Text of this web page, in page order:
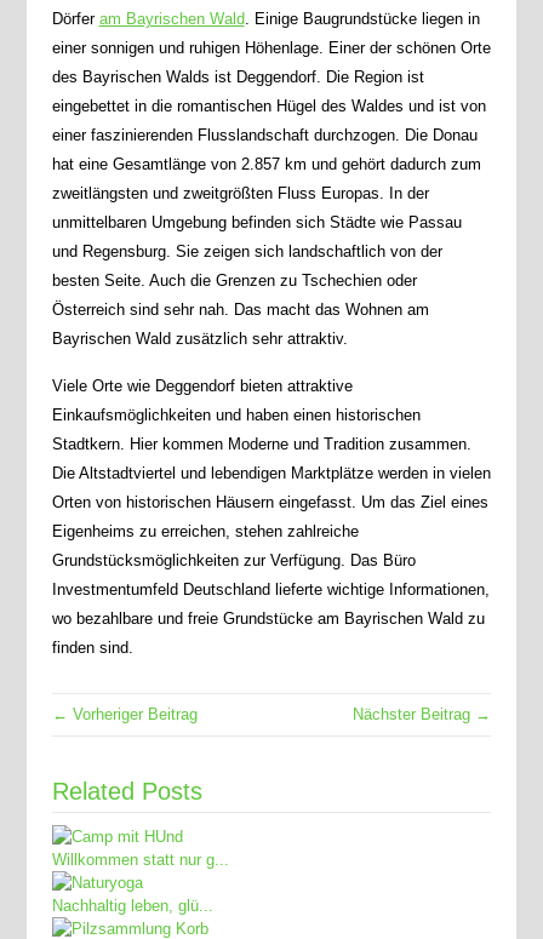
Dörfer am Bayrischen Wald. Einige Baugrundstücke liegen in
einer sonnigen und ruhigen Höhenlage. Einer der schönen Orte
des Bayrischen Walds ist Deggendorf. Die Region ist
eingebettet in die romantischen Hügel des Waldes und ist von
einer faszinierenden Flusslandschaft durchzogen. Die Donau
hat eine Gesamtlänge von 2.857 km und gehört dadurch zum
zweitlängsten und zweitgrößten Fluss Europas. In der
unmittelbaren Umgebung befinden sich Städte wie Passau
und Regensburg. Sie zeigen sich landschaftlich von der
besten Seite. Auch die Grenzen zu Tschechien oder
Österreich sind sehr nah. Das macht das Wohnen am
Bayrischen Wald zusätzlich sehr attraktiv.
Viele Orte wie Deggendorf bieten attraktive
Einkaufsmöglichkeiten und haben einen historischen
Stadtkern. Hier kommen Moderne und Tradition zusammen.
Die Altstadtviertel und lebendigen Marktplätze werden in vielen
Orten von historischen Häusern eingefasst. Um das Ziel eines
Eigenheims zu erreichen, stehen zahlreiche
Grundstücksmöglichkeiten zur Verfügung. Das Büro
Investmentumfeld Deutschland lieferte wichtige Informationen,
wo bezahlbare und freie Grundstücke am Bayrischen Wald zu
finden sind.
← Vorheriger Beitrag Nächster Beitrag →
Related Posts
Willkommen statt nur g...
Nachhaltig leben, glü...